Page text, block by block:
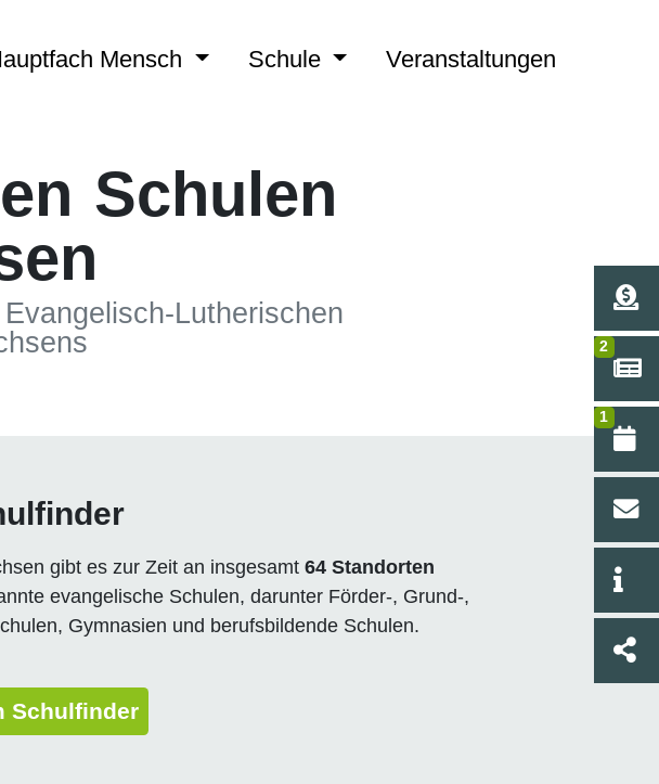
Mensch Schule Veranstaltungen
2
1
Schulen
Lutherischen
gibt es zur Zeit an insgesamt 64 Standorten
evangelische Schulen, darunter Förder-, Grund-,
Gymnasien und berufsbildende Schulen.
Schulfinder